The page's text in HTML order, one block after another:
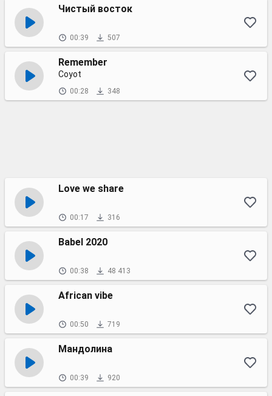
Чистый восток
00:39 507
Remember
Coyot
00:28 348
Love we share
00:17 316
Babel 2020
00:38 48 413
African vibe
00:50 719
Мандолина
00:39 920